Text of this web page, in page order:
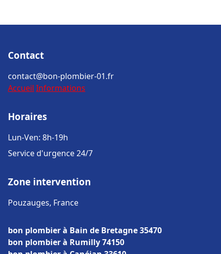
Contact
contact@bon-plombier-01.fr
Accueil Informations
Horaires
Lun-Ven: 8h-19h
Service d'urgence 24/7
Zone intervention
Pouzauges, France
bon plombier à Bain de Bretagne 35470
bon plombier à Rumilly 74150